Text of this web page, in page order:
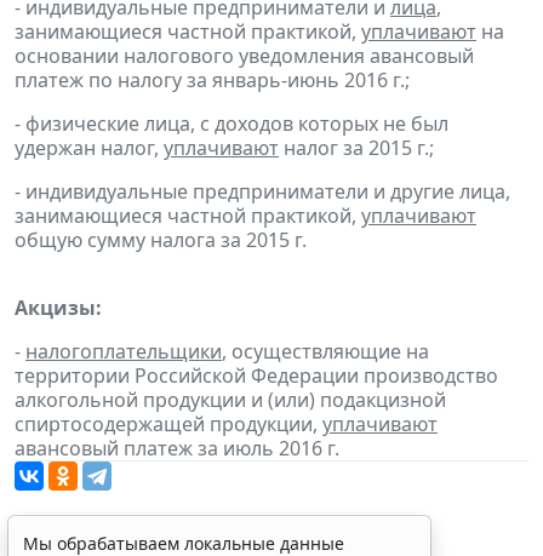
- индивидуальные предприниматели и лица,
занимающиеся частной практикой, уплачивают на
основании налогового уведомления авансовый
платеж по налогу за январь-июнь 2016 г.;
- физические лица, с доходов которых не был
удержан налог, уплачивают налог за 2015 г.;
- индивидуальные предприниматели и другие лица,
занимающиеся частной практикой, уплачивают
общую сумму налога за 2015 г.
Акцизы:
- налогоплательщики, осуществляющие на
территории Российской Федерации производство
алкогольной продукции и (или) подакцизной
спиртосодержащей продукции, уплачивают
авансовый платеж за июль 2016 г.
Мы обрабатываем локальные данные